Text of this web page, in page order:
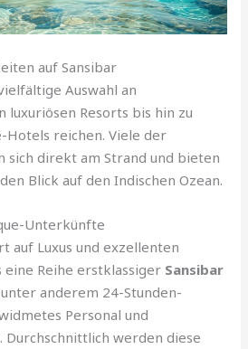
auf Sansibar
Auswahl an
luxuriösen Resorts bis hin zu
Hotels reichen. Viele der
direkt am Strand und bieten
Blick auf den Indischen Ozean.
Unterkünfte
auf Luxus und exzellenten
Reihe erstklassiger Sansibar
anderem 24-Stunden-
Personal und
Durchschnittlich werden diese